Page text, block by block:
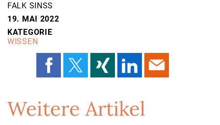
FALK SINSS
19. MAI 2022
KATEGORIE
WISSEN
Weitere Artikel